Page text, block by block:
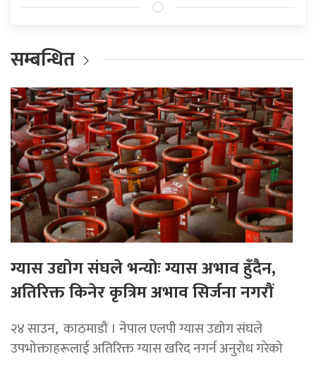
सम्बन्धित
ग्यास उद्योग संघले भन्योः ग्यास अभाव हुँदैन,
अतिरिक्त किनेर कृत्रिम अभाव सिर्जना नगरौं
२४ साउन, काठमाडौं । नेपाल एलपी ग्यास उद्योग संघले
उपभोक्ताहरूलाई अतिरिक्त ग्यास खरिद नगर्न अनुरोध गरेको